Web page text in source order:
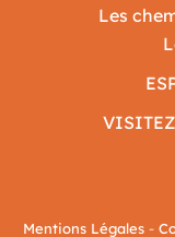
Les
Mentions Légales-